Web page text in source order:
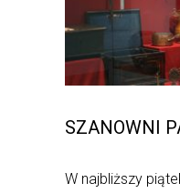
SZANOWNI
W najbliższy